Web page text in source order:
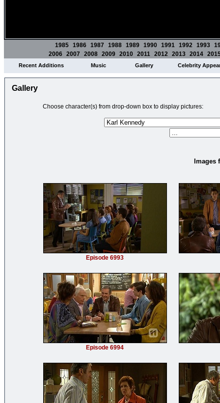
1985 1986 1987 1988 1989 1990 1991 1992 1993
2006 2007 2008 2009 2010 2011 2012 2013 2014
Recent Additions Music Gallery Celebrity
Gallery
Choose character(s) from drop-down box to display pictures:
Images
Episode 6993
Episode 6994